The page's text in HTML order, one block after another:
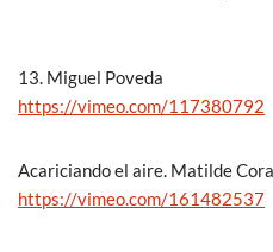
13. Miguel Poveda
https://vimeo.com/117380792
Acariciando el aire. Matilde
https://vimeo.com/161482537